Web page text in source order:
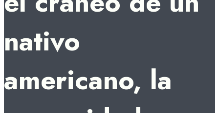
nativo
americano, la